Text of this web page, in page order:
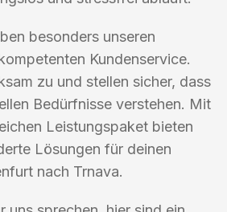
besonders unseren
Kundenservice.
zu und stellen sicher, dass
Bedürfnisse verstehen. Mit
Leistungspaket bieten
Lösungen für deinen
nach Trnava.